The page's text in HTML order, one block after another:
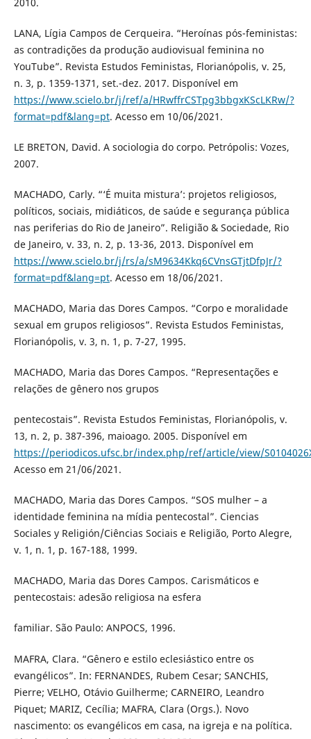
2010.
LANA, Lígia Campos de Cerqueira. “Heroínas pós-feministas:
as contradições da produção audiovisual feminina no
YouTube”. Revista Estudos Feministas, Florianópolis, v. 25,
n. 3, p. 1359-1371, set.-dez. 2017. Disponível em
https://www.scielo.br/j/ref/a/HRwffrCSTpg3bbgxKScLKRw/?
format=pdf&lang=pt. Acesso em 10/06/2021.
LE BRETON, David. A sociologia do corpo. Petrópolis: Vozes,
2007.
MACHADO, Carly. “‘É muita mistura’: projetos religiosos,
políticos, sociais, midiáticos, de saúde e segurança pública
nas periferias do Rio de Janeiro”. Religião & Sociedade, Rio
de Janeiro, v. 33, n. 2, p. 13-36, 2013. Disponível em
https://www.scielo.br/j/rs/a/sM9634Kkq6CVnsGTjtDfpJr/?
format=pdf&lang=pt. Acesso em 18/06/2021.
MACHADO, Maria das Dores Campos. “Corpo e moralidade
sexual em grupos religiosos”. Revista Estudos Feministas,
Florianópolis, v. 3, n. 1, p. 7-27, 1995.
MACHADO, Maria das Dores Campos. “Representações e
relações de gênero nos grupos
pentecostais”. Revista Estudos Feministas, Florianópolis, v.
13, n. 2, p. 387-396, maioago. 2005. Disponível em
https://periodicos.ufsc.br/index.php/ref/article/view/
Acesso em 21/06/2021.
MACHADO, Maria das Dores Campos. “SOS mulher – a
identidade feminina na mídia pentecostal”. Ciencias
Sociales y Religión/Ciências Sociais e Religião, Porto Alegre,
v. 1, n. 1, p. 167-188, 1999.
MACHADO, Maria das Dores Campos. Carismáticos e
pentecostais: adesão religiosa na esfera
familiar. São Paulo: ANPOCS, 1996.
MAFRA, Clara. “Gênero e estilo eclesiástico entre os
evangélicos”. In: FERNANDES, Rubem Cesar; SANCHIS,
Pierre; VELHO, Otávio Guilherme; CARNEIRO, Leandro
Piquet; MARIZ, Cecília; MAFRA, Clara (Orgs.). Novo
nascimento: os evangélicos em casa, na igreja e na política.